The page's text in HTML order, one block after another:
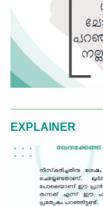
EXPLAINER